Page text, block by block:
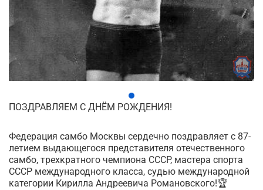
ПОЗДРАВЛЯЕМ С ДНЁМ РОЖДЕНИЯ!
Федерация самбо Москвы сердечно поздравляет с 87-
летием выдающегося представителя отечественного
самбо, трехкратного чемпиона СССР, мастера спорта
СССР международного класса, судью международной
категории Кирилла Андреевича Романовского!🏆